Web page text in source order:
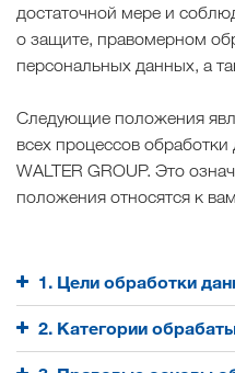
достаточной мере и
о защите, правомерном
персональных данных, а
Следующие положения
всех процессов
WALTER GROUP. Это
положения относятся к
1. Цели обработки
2. Категории